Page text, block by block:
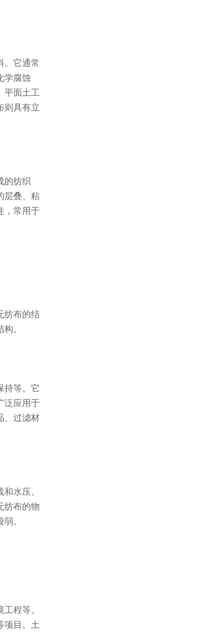
。它通常
学腐蚀
平面土工
则具有立
的纺织
层叠、粘
，常用于
纺布的结
。
持等。它
泛应用于
、过滤材
水压。
纺布的物
。
程等。
项目。土